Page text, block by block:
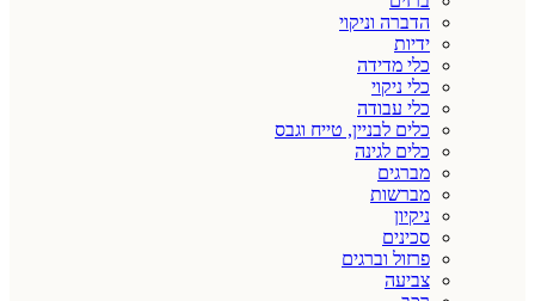
הדברה וניקוי
ידיות
כלי מדידה
כלי ניקוי
כלי עבודה
כלים לבניין, טייח וגבס
כלים לגינה
מברגים
מברשות
ניקיון
סכינים
פרזול וברגים
צביעה